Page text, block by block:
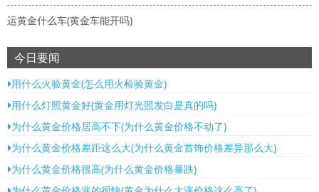
运黄金什么车(黄金车能开吗)
今日要闻
用什么火验黄金(怎么用火检验黄金)
用什么灯照黄金好(黄金用灯光照发白是真的吗)
为什么黄金价格居高不下(为什么黄金价格不动了)
为什么黄金价格差距这么大(为什么黄金首饰价格差异那么大)
为什么黄金价格很高(为什么黄金价格暴跌)